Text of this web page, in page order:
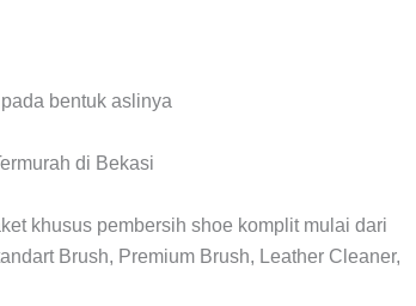
bentuk aslinya
khusus pembersih shoe komplit mulai dari
Brush, Premium Brush, Leather Cleaner,